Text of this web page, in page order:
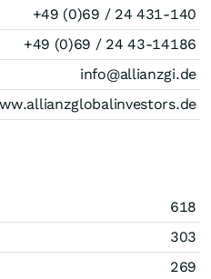
+49 (0)69 / 24 431-140
+49 (0)69 / 24 43-14186
info@allianzgi.de
618
303
269